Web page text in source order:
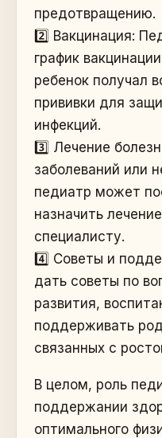
предотвращению.
2️⃣ Вакцинация:
график
ребенок получал
прививки для
инфекций.
3️⃣ Лечение
заболеваний или
педиатр может
назначить
специалисту.
4️⃣ Советы и
дать советы по
развития,
поддерживать
связанных с
В целом, роль
поддержании
оптимального